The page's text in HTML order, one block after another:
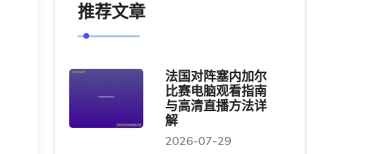
推荐文章
法国对阵塞内加尔
比赛电脑观看指南
与高清直播方法详
解
2026-07-29